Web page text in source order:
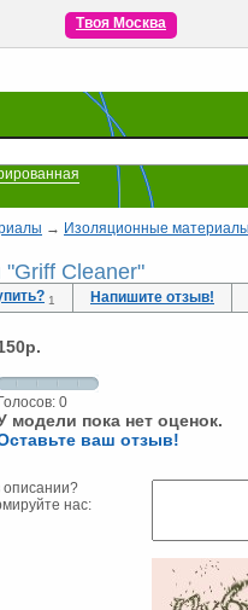
Твоя Москва
→ Изоляционные материалы
"Griff Cleaner"
1 Напишите отзыв!
р.
Голосов: 0
модели пока нет оценок.
ваш отзыв!
описании?
нас: